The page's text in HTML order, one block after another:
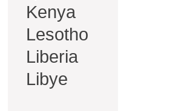
Kenya
Lesotho
Liberia
Libye